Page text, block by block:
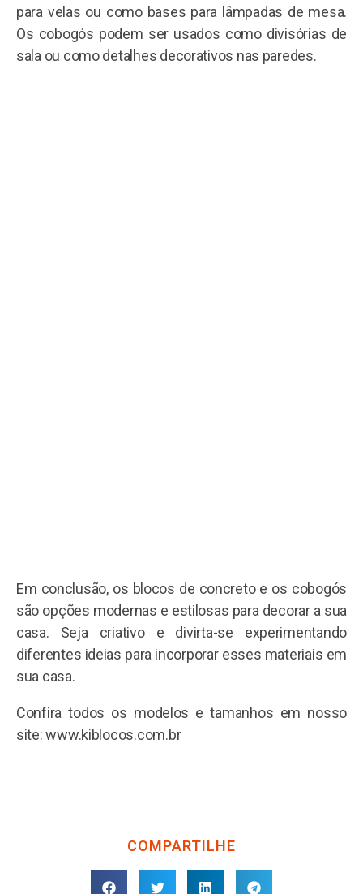
para velas ou como bases para lâmpadas de mesa.
Os cobogós podem ser usados ​​como divisórias de
sala ou como detalhes decorativos nas paredes.
Em conclusão, os blocos de concreto e os cobogós
são opções modernas e estilosas para decorar a sua
casa. Seja criativo e divirta-se experimentando
diferentes ideias para incorporar esses materiais em
sua casa.
Confira todos os modelos e tamanhos em nosso
site: www.kiblocos.com.br
COMPARTILHE